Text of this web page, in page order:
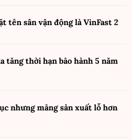
tên sân vận động là VinFast 2
tăng thời hạn bảo hành 5 năm
nhưng mảng sản xuất lỗ hơn